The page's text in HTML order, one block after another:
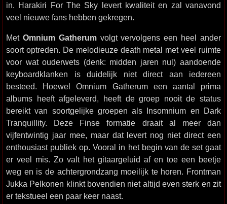
in. Harakiri For The Sky levert kwaliteit en zal vanavond
veel nieuwe fans hebben gekregen.
Met Omnium Gatherumvolgt vervolgens een heel ander
soort optreden. De melodieuze death metal met veel ruimte
voor wat ouderwets (denk: midden jaren nul) aandoende
keyboardklanken is duidelijk niet direct aan iedereen
besteed. Hoewel Omnium Gatherum een aantal prima
albums heeft afgeleverd, heeft de groep nooit de status
bereikt van soortgelijke groepen als Insomnium en Dark
Tranquillity. Deze Finse formatie draait al meer dan
vijfentwintig jaar mee, maar dat levert nog niet direct een
enthousiast publiek op. Vooral in het begin van de set gaat
er veel mis. Zo valt het gitaargeluid af en toe een beetje
weg en is de achtergrondzang moeilijk te horen. Frontman
Jukka Pelkonen klinkt bovendien niet altijd even sterk en zit
er tekstueel een paar keer naast.